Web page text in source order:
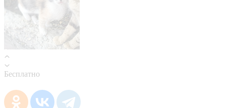
Бесплатно